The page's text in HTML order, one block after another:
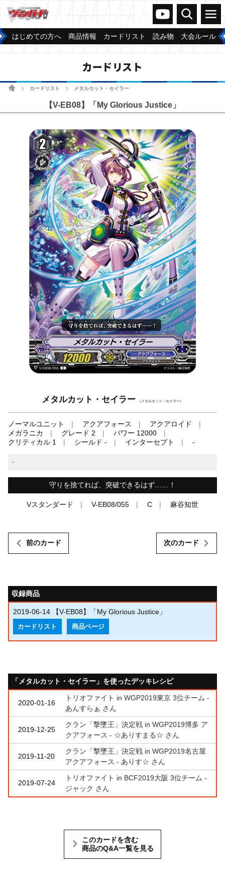
ヴァンガードch
検索 メニュー
はじめての方へ 商品情報 カードリスト 読み物 大会ルール
カードリスト
ホームカードリスト メタルカット・セイラー
【V-EB08】「My Glorious Justice」
メタルカット・セイラー （メタルカット・セイラー）
ノーマルユニット アクアフォース
アクアロイド
メガラニカ
グレード 2
パワー 12000
クリティカル 1
シールド - インターセプト -
-
守りを捨てれば、突破できるはず……！
Vスタンダード V-EB08/055 C 麻谷知世
前のカード 次のカード
収録商品
2019-06-14 【V-EB08】「My Glorious Justice」
カードリスト 商品ページ
「メタルカット・セイラー」を使ったデッキレシピ
2020-01-16
トリオファイト in WGP2019東京 3位チーム -
あんすらぁ さん
2019-12-25
クラン「撃墜王」決定戦 in WGP2019博多 ア
クアフォース - ☆ありすまる☆ さん
2019-11-20
クラン「撃墜王」決定戦 in WGP2019名古屋
アクアフォース - ありす☆ さん
2019-07-24
トリオファイト in BCF2019大阪 3位チーム -
ジャック さん
このカードを含む
商品のQ&A一覧を見る